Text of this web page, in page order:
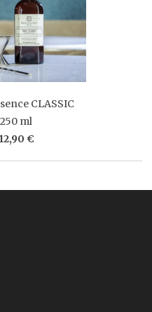
CLASSIC
250 ml
12,90 €